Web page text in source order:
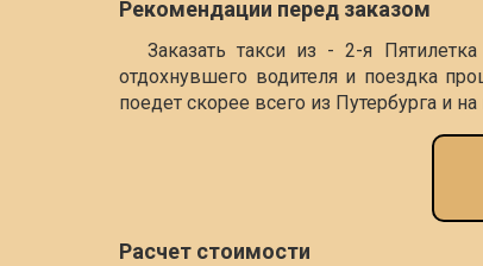
Рекомендации перед заказом
Заказать такси из - 2-я
отдохнувшего водителя и поездка
поедет скорее всего из Путербурга и
Расчет стоимости